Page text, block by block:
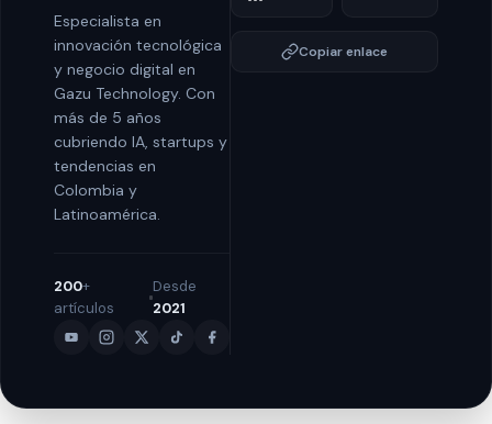
Especialista en
innovación tecnológica
y negocio digital en
Gazu Technology. Con
más de 5 años
cubriendo IA, startups y
tendencias en
Colombia y
Latinoamérica.
200+
artículos
Desde
2021
Copiar enlace